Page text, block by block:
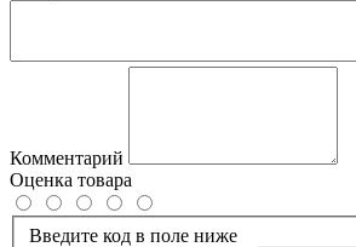
Комментарий
Оценка товара
Введите код в поле ниже